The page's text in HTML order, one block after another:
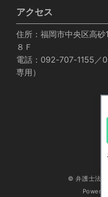
アクセス
住所：福岡市中央区高
８Ｆ
電話：092-707-1155
専用）
© 弁護士法